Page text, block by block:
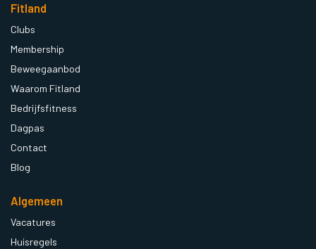
Fitland
Clubs
Membership
Beweegaanbod
Waarom Fitland
Bedrijfsfitness
Dagpas
Contact
Blog
Algemeen
Vacatures
Huisregels